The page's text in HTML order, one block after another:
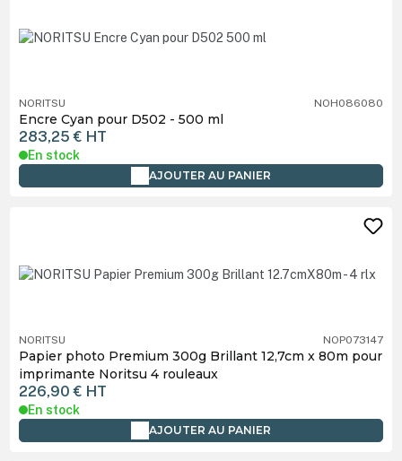
NORITSU NOH086080
Encre Cyan pour D502 - 500 ml
283,25 € HT
En stock
AJOUTER AU PANIER
NORITSU NOP073147
Papier photo Premium 300g Brillant 12,7cm x 80m pour
imprimante Noritsu 4 rouleaux
226,90 € HT
En stock
AJOUTER AU PANIER